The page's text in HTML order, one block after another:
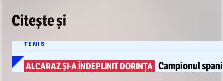
Citește și
TENIS
ALCARAZȘI-AÎNDEPLINIT DORINȚA Campionul